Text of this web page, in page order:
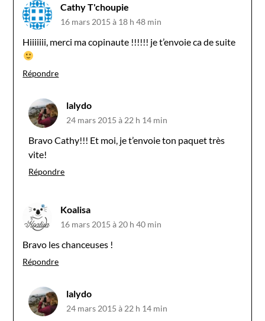
Cathy T'choupie
16 mars 2015 à 18 h 48 min
Hiiiiiii, merci ma copinaute !!!!!! je t’envoie ca de suite
Répondre
lalydo
24 mars 2015 à 22 h 14 min
Bravo Cathy!!! Et moi, je t’envoie ton paquet très
vite!
Répondre
Koalisa
16 mars 2015 à 20 h 40 min
Bravo les chanceuses !
Répondre
lalydo
24 mars 2015 à 22 h 14 min